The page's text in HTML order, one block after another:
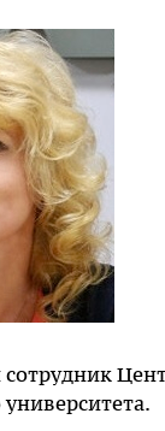
университета.